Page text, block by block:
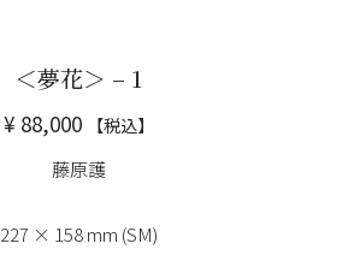
＜夢花＞ – 1
¥ 88,000 【税込】
藤原護
227 × 158 mm (SM)